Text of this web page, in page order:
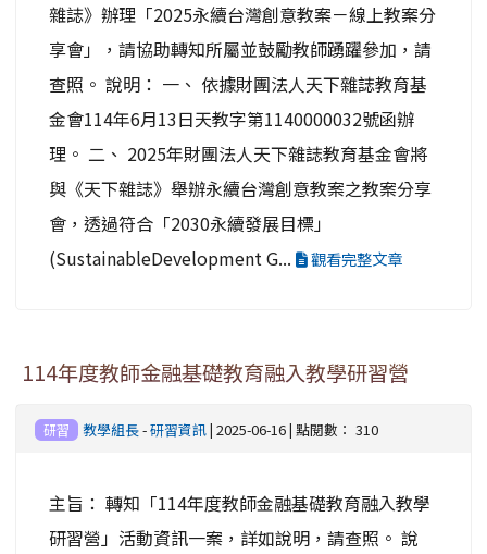
雜誌》辦理「2025永續台灣創意教案－線上教案分
享會」，請協助轉知所屬並鼓勵教師踴躍參加，請
查照。 說明： 一、 依據財團法人天下雜誌教育基
金會114年6月13日天教字第1140000032號函辦
理。 二、 2025年財團法人天下雜誌教育基金會將
與《天下雜誌》舉辦永續台灣創意教案之教案分享
會，透過符合「2030永續發展目標」
(SustainableDevelopment G...
觀看完整文章
114年度教師金融基礎教育融入教學研習營
研習 教學組長-研習資訊| 2025-06-16 | 點閱數： 310
主旨： 轉知「114年度教師金融基礎教育融入教學
研習營」活動資訊一案，詳如說明，請查照。 說